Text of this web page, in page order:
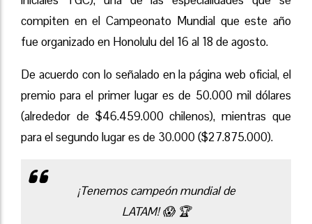
compiten en el Campeonato Mundial que este año
fue organizado en Honolulu del 16 al 18 de agosto.
De acuerdo con lo señalado en la página web oficial, el
premio para el primer lugar es de 50.000 mil dólares
(alrededor de $46.459.000 chilenos), mientras que
para el segundo lugar es de 30.000 ($27.875.000).
¡Tenemos campeón mundial de
LATAM! 😱 🏆